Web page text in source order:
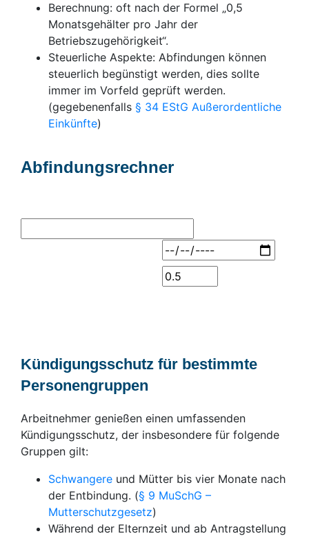
Berechnung: oft nach der Formel „0,5
Monatsgehälter pro Jahr der
Betriebszugehörigkeit“.
Steuerliche Aspekte: Abfindungen können
steuerlich begünstigt werden, dies sollte
immer im Vorfeld geprüft werden.
(gegebenenfalls § 34 EStG Außerordentliche
Einkünfte)
Abfindungsrechner
Kündigungsschutz für bestimmte
Personengruppen
Arbeitnehmer genießen einen umfassenden
Kündigungsschutz, der insbesondere für folgende
Gruppen gilt:
Schwangere und Mütter bis vier Monate nach
der Entbindung. (§ 9 MuSchG –
Mutterschutzgesetz)
Während der Elternzeit und ab Antragstellung